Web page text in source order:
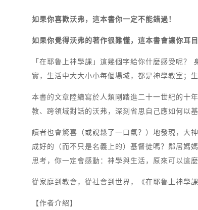
如果你喜歡沃弗，這本書你一定不能錯過！
如果你覺得沃弗的著作很難懂，這本書會讓你耳
「在耶魯上神學課」這幾個字給你什麼感受呢
實，生活中大大小小每個場域，都是神學教室；
本書的文章陸續寫於人類剛踏進二十一世紀的十
教、跨領域對話的沃弗，深刻省思自己應如何以
讀者也會驚喜（或說鬆了一口氣？）地發現，大
成好的（而不只是名義上的）基督徒嗎？鄰居媽
思考，你一定會感動：神學與生活，原來可以這
從家庭到教會，從社會到世界，《在耶魯上神學
【作者介紹】